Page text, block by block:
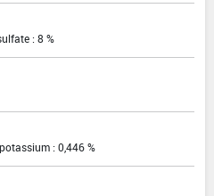
: 8 %
: 0,446 %